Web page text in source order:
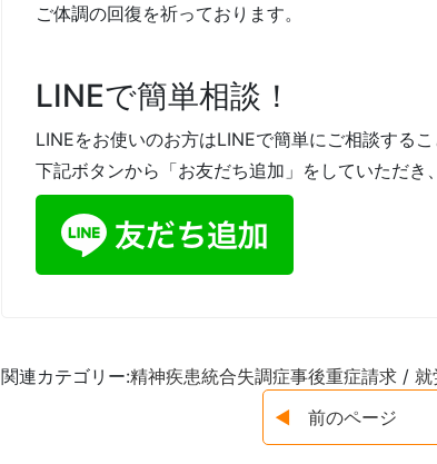
ご体調の回復を祈っております。
LINEで簡単相談！
LINEをお使いのお方はLINEで簡単にご相談するこ
下記ボタンから「お友だち追加」をしていただき
関連カテゴリー:精神疾患統合失調症事後重症請求/ 就
前のページ